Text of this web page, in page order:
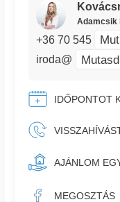
Adamcsik
+36 70 545
iroda@ Mutasd
IDŐPONTOT
AJÁNLOM
MEGOSZTÁS